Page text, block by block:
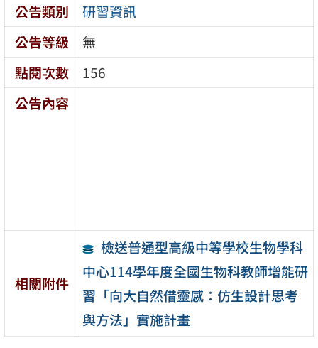
公告類別
研習資訊
公告等級
無
點閱次數
156
公告內容
相關附件
檢送普通型高級中等學校生物學科
中心114學年度全國生物科教師增能研
習「向大自然借靈感：仿生設計思考
與方法」實施計畫